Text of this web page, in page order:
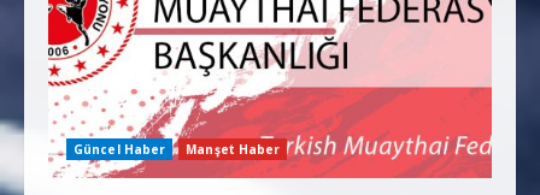
Güncel Haber Manşet Haber